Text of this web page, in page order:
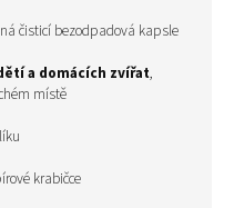
čisticí bezodpadová kapsle
a domácích zvířat,
místě
krabičce